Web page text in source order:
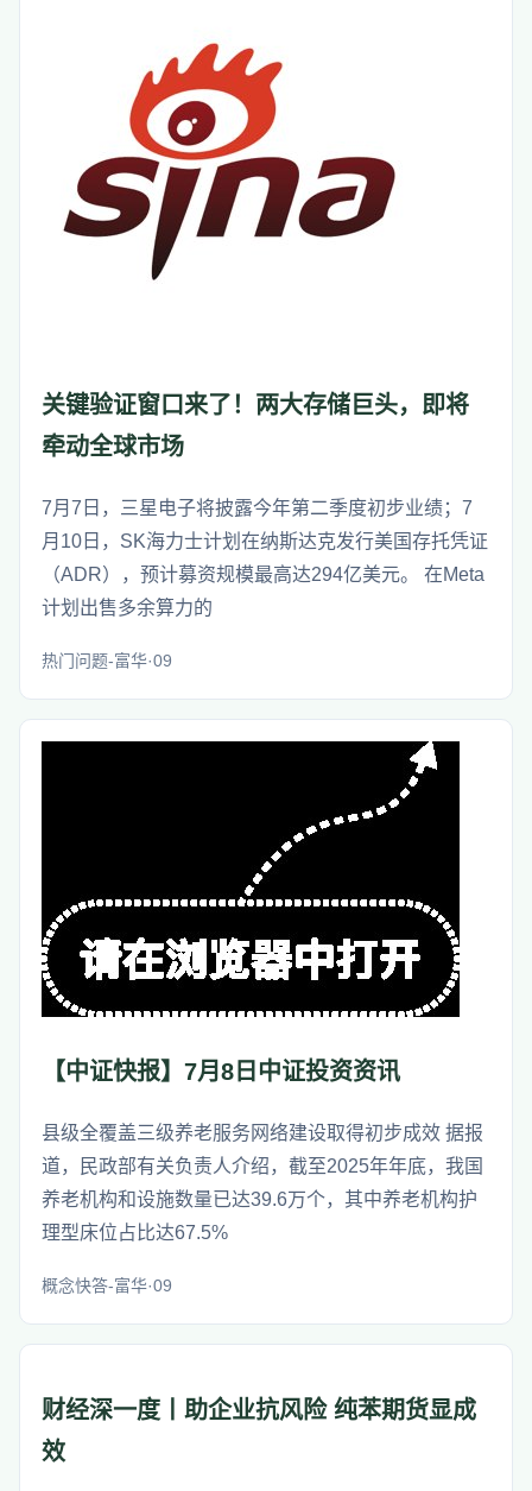
关键验证窗口来了！两大存储巨头，即将
牵动全球市场
7月7日，三星电子将披露今年第二季度初步业绩；7
月10日，SK海力士计划在纳斯达克发行美国存托凭证
（ADR），预计募资规模最高达294亿美元。 在Meta
计划出售多余算力的
热门问题-富华·09
【中证快报】7月8日中证投资资讯
县级全覆盖三级养老服务网络建设取得初步成效 据报
道，民政部有关负责人介绍，截至2025年年底，我国
养老机构和设施数量已达39.6万个，其中养老机构护
理型床位占比达67.5%
概念快答-富华·09
财经深一度丨助企业抗风险 纯苯期货显成
效